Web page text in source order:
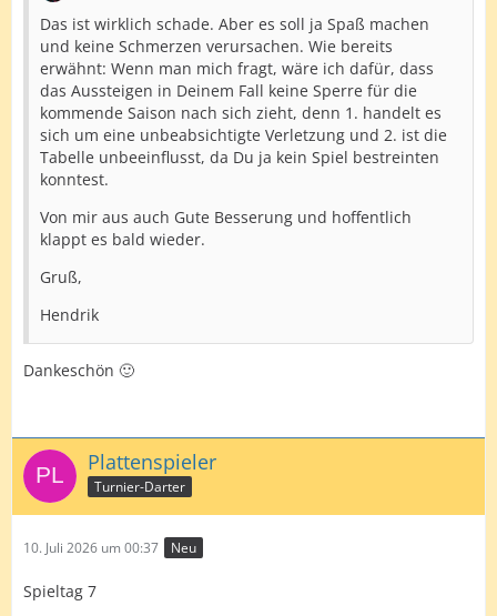
Das ist wirklich schade. Aber es soll ja Spaß machen
und keine Schmerzen verursachen. Wie bereits
erwähnt: Wenn man mich fragt, wäre ich dafür, dass
das Aussteigen in Deinem Fall keine Sperre für die
kommende Saison nach sich zieht, denn 1. handelt es
sich um eine unbeabsichtigte Verletzung und 2. ist die
Tabelle unbeeinflusst, da Du ja kein Spiel bestreinten
konntest.
Von mir aus auch Gute Besserung und hoffentlich
klappt es bald wieder.
Gruß,
Hendrik
Dankeschön 🙂
Plattenspieler
Turnier-Darter
10. Juli 2026 um 00:37 Neu
Spieltag 7